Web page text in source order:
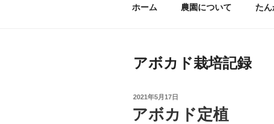
ホーム 農園について たん
アボカド栽培記録
2021年5月17日
アボカド定植